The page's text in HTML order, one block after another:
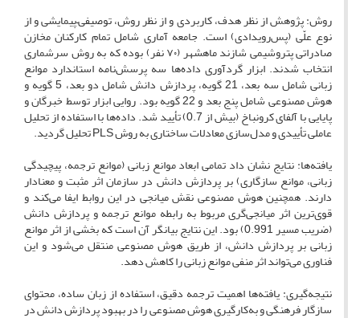
روش: پژوهش از نظر هدف، کاربردی و از نظر روش، توصیفی–پیمایشی و از
نوع علّی (پس‌رویدادی) است. جامعه آماری شامل تمام کارکنان مخازن
صادراتی پتروشیمی شازند ماهشهر (۷۰ نفر) بوده که به روش سرشماری
انتخاب شدند. ابزار گردآوری داده‌ها سه پرسش‌نامه استاندارد موانع
زبانی شامل سه بعد، 21 گویه، پردازش دانش شامل دو بعد، 5 گویه و
هوش مصنوعی شامل پنج بعد و 22 گویه بود. روایی ابزار توسط خبرگان و
پایایی با آلفای کرونباخ (بیش از 0.7) تأیید شد. داده‌ها با استفاده از تحلیل
عاملی تأییدی و مدل‌سازی معادلات ساختاری به روش PLS تحلیل گردید.
یافته‌ها: نتایج نشان داد تمامی ابعاد موانع زبانی (موانع ترجمه، پیچیدگی
زبانی، موانع سازگاری) بر پردازش دانش در سازمان اثر مثبت و معنادار
دارند. همچنین هوش مصنوعی نقش میانجی در این روابط ایفا می‌کند و
قوی‌ترین اثر میانجی‌گری مربوط به رابطه موانع ترجمه و پردازش دانش
(ضریب مسیر 0.991) بود. این نتایج بیانگر آن است که بخشی از اثر موانع
زبانی بر پردازش دانش، از طریق هوش مصنوعی منتقل می‌شود و این
فناوری می‌تواند اثر منفی موانع زبانی را کاهش دهد.
نتیجه‌گیری: یافته‌ها اهمیت ترجمه دقیق، استفاده از زبان ساده، محتوای
سازگار فرهنگی و به‌کارگیری هوش مصنوعی را در بهبود پردازش دانش در